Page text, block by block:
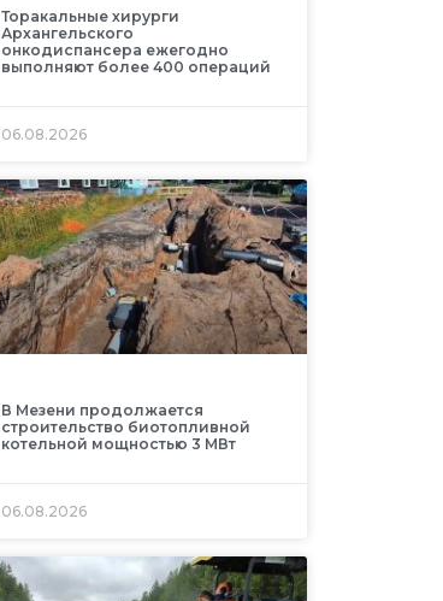
Торакальные хирурги
Архангельского
онкодиспансера ежегодно
выполняют более 400 операций
06.08.2026
В Мезени продолжается
строительство биотопливной
котельной мощностью 3 МВт
06.08.2026